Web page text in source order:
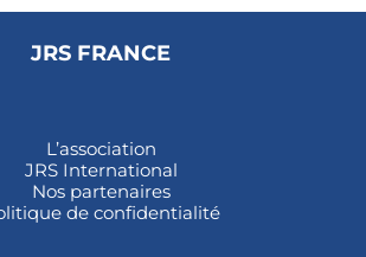
JRS FRANCE
L’association
JRS International
Nos partenaires
de confidentialité